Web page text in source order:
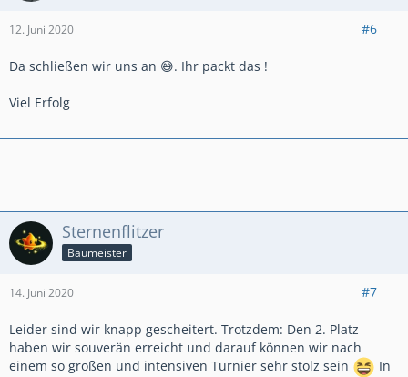
12. Juni 2020 #6
Da schließen wir uns an 😅. Ihr packt das !
Viel Erfolg
Sternenflitzer
Baumeister
14. Juni 2020 #7
Leider sind wir knapp gescheitert. Trotzdem: Den 2. Platz
haben wir souverän erreicht und darauf können wir nach
einem so großen und intensiven Turnier sehr stolz sein
In